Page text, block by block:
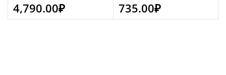
4,790.00₽ 735.00₽